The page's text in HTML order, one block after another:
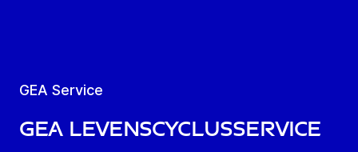
GEA Service
GEA Levenscyclusservice